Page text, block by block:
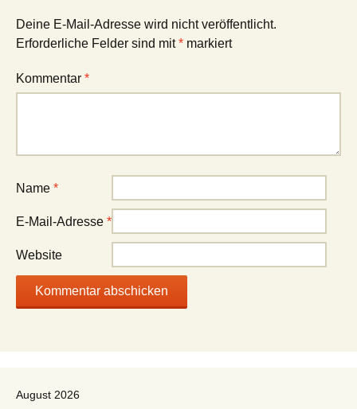
Deine E-Mail-Adresse wird nicht veröffentlicht.
Erforderliche Felder sind mit* markiert
Kommentar *
Name *
E-Mail-Adresse *
Website
August 2026